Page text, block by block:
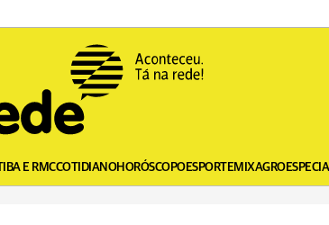
E RMCCOTIDIANOHORÓSCOPOESPORTEMIXAGRO